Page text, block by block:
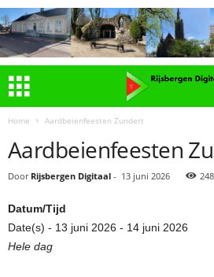
Home Aardbeienfeesten Zundert
Aardbeienfeesten
Door Rijsbergen Digitaal - 13 juni 2026 248
Datum/Tijd
Date(s) - 13 juni 2026 - 14 juni 2026
Hele dag